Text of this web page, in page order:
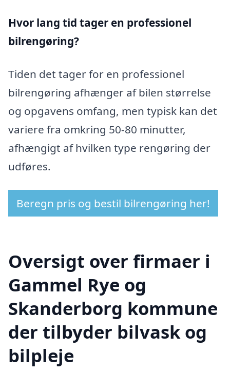
Hvor lang tid tager en professionel
bilrengøring?
Tiden det tager for en professionel
bilrengøring afhænger af bilen størrelse
og opgavens omfang, men typisk kan det
variere fra omkring 50-80 minutter,
afhængigt af hvilken type rengøring der
udføres.
Beregn pris og bestil bilrengøring her!
Oversigt over firmaer i
Gammel Rye og
Skanderborg kommune
der tilbyder bilvask og
bilpleje